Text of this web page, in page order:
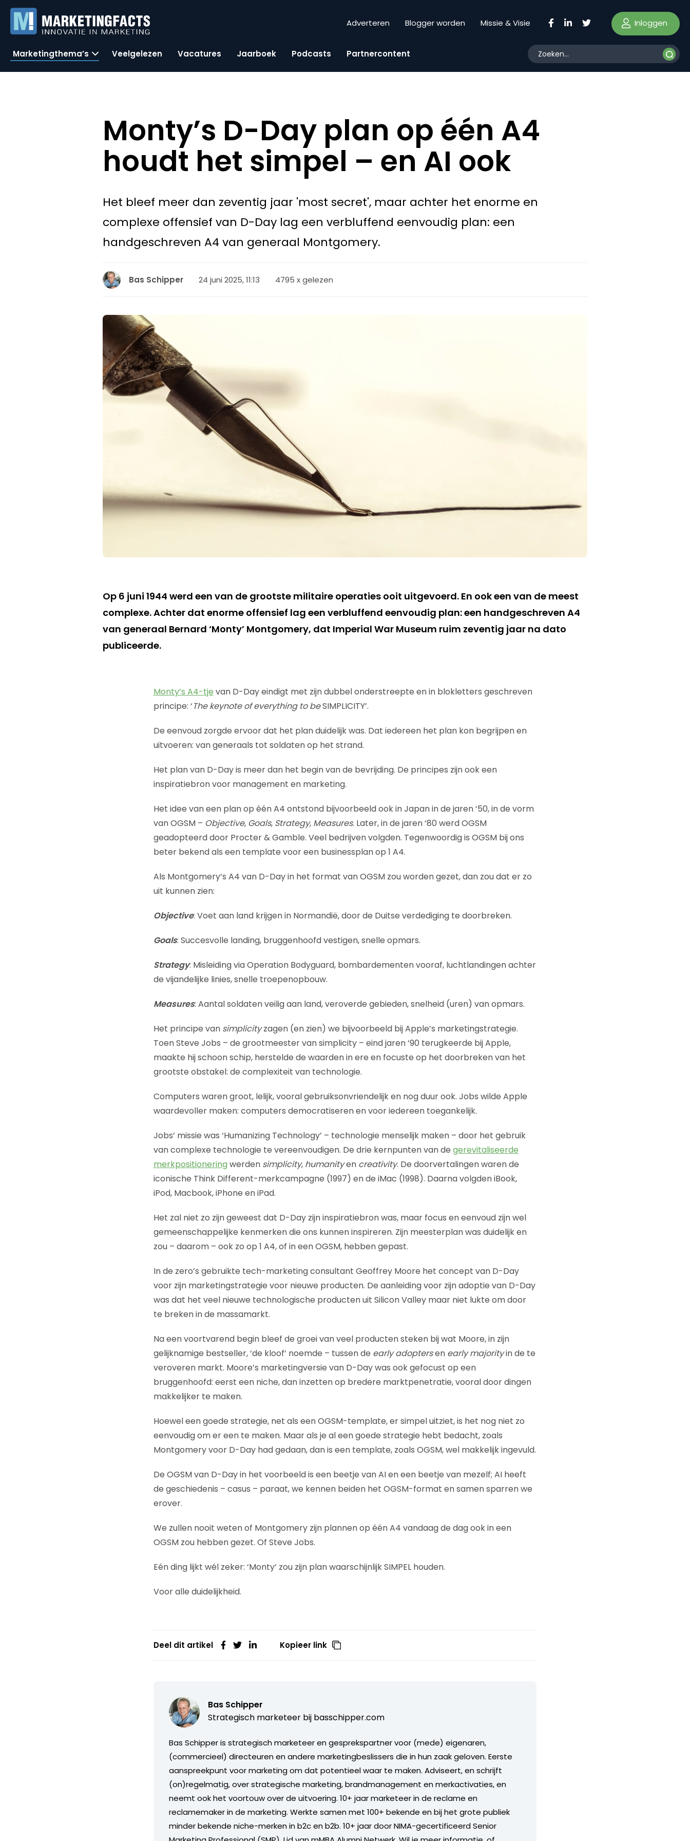
Adverteren Blogger worden Missie & Visie Inloggen
Marketingthema’s Veelgelezen Vacatures Jaarboek Podcasts Partnercontent
Monty’s D-Day plan op één A4
houdt het simpel – en AI ook
Het bleef meer dan zeventig jaar 'most secret', maar achter het enorme en
complexe offensief van D-Day lag een verbluffend eenvoudig plan: een
handgeschreven A4 van generaal Montgomery.
Bas Schipper 24 juni 2025, 11:13 4795 x gelezen
Op 6 juni 1944 werd een van de grootste militaire operaties ooit uitgevoerd. En ook een van de meest
complexe. Achter dat enorme offensief lag een verbluffend eenvoudig plan: een handgeschreven A4
van generaal Bernard ‘Monty’ Montgomery, dat Imperial War Museum ruim zeventig jaar na dato
publiceerde.
Monty’s A4-tje van D-Day eindigt met zijn dubbel onderstreepte en in blokletters geschreven
principe: ‘The keynote of everything to beSIMPLICITY’.
De eenvoud zorgde ervoor dat het plan duidelijk was. Dat iedereen het plan kon begrijpen en
uitvoeren: van generaals tot soldaten op het strand.
Het plan van D-Day is meer dan het begin van de bevrijding. De principes zijn ook een
inspiratiebron voor management en marketing.
Het idee van een plan op één A4 ontstond bijvoorbeeld ook in Japan in de jaren ‘50, in de vorm
van OGSM – Objective, Goals, Strategy, Measures. Later, in de jaren ‘80 werd OGSM
geadopteerd door Procter & Gamble. Veel bedrijven volgden. Tegenwoordig is OGSM bij ons
beter bekend als een template voor een businessplan op 1 A4.
Als Montgomery’s A4 van D-Day in het format van OGSM zou worden gezet, dan zou dat er zo
uit kunnen zien:
Objective: Voet aan land krijgen in Normandië, door de Duitse verdediging te doorbreken.
Goals: Succesvolle landing, bruggenhoofd vestigen, snelle opmars.
Strategy: Misleiding via Operation Bodyguard, bombardementen vooraf, luchtlandingen achter
de vijandelijke linies, snelle troepenopbouw.
Measures: Aantal soldaten veilig aan land, veroverde gebieden, snelheid (uren) van opmars.
Het principe van simplicityzagen (en zien) we bijvoorbeeld bij Apple’s marketingstrategie.
Toen Steve Jobs – de grootmeester van simplicity – eind jaren ‘90 terugkeerde bij Apple,
maakte hij schoon schip, herstelde de waarden in ere en focuste op het doorbreken van het
grootste obstakel: de complexiteit van technologie.
Computers waren groot, lelijk, vooral gebruiksonvriendelijk en nog duur ook. Jobs wilde Apple
waardevoller maken: computers democratiseren en voor iedereen toegankelijk.
Jobs’ missie was ‘Humanizing Technology’ – technologie menselijk maken – door het gebruik
van complexe technologie te vereenvoudigen. De drie kernpunten van de gerevitaliseerde
merkpositionering werden simplicity, humanityen creativity. De doorvertalingen waren de
iconische Think Different-merkcampagne (1997) en de iMac (1998). Daarna volgden iBook,
iPod, Macbook, iPhone en iPad.
Het zal niet zo zijn geweest dat D-Day zijn inspiratiebron was, maar focus en eenvoud zijn wel
gemeenschappelijke kenmerken die ons kunnen inspireren. Zijn meesterplan was duidelijk en
zou – daarom – ook zo op 1 A4, of in een OGSM, hebben gepast.
In de zero’s gebruikte tech-marketing consultant Geoffrey Moore het concept van D-Day
voor zijn marketingstrategie voor nieuwe producten. De aanleiding voor zijn adoptie van D-Day
was dat het veel nieuwe technologische producten uit Silicon Valley maar niet lukte om door
te breken in de massamarkt.
Na een voortvarend begin bleef de groei van veel producten steken bij wat Moore, in zijn
gelijknamige bestseller, ‘de kloof’ noemde – tussen de early adoptersen early majorityin de te
veroveren markt. Moore’s marketingversie van D-Day was ook gefocust op een
bruggenhoofd: eerst een niche, dan inzetten op bredere marktpenetratie, vooral door dingen
makkelijker te maken.
Hoewel een goede strategie, net als een OGSM-template, er simpel uitziet, is het nog niet zo
eenvoudig om er een te maken. Maar als je al een goede strategie hebt bedacht, zoals
Montgomery voor D-Day had gedaan, dan is een template, zoals OGSM, wel makkelijk ingevuld.
De OGSM van D-Day in het voorbeeld is een beetje van AI en een beetje van mezelf; AI heeft
de geschiedenis – casus – paraat, we kennen beiden het OGSM-format en samen sparren we
erover.
We zullen nooit weten of Montgomery zijn plannen op één A4 vandaag de dag ook in een
OGSM zou hebben gezet. Of Steve Jobs.
Eén ding lijkt wél zeker: ‘Monty’ zou zijn plan waarschijnlijk SIMPEL houden.
Voor alle duidelijkheid.
Deel dit artikel Kopieer link
Bas Schipper
Strategisch marketeer bij basschipper.com
Bas Schipper is strategisch marketeer en gesprekspartner voor (mede) eigenaren,
(commercieel) directeuren en andere marketingbeslissers die in hun zaak geloven. Eerste
aanspreekpunt voor marketing om dat potentieel waar te maken. Adviseert, en schrijft
(on)regelmatig, over strategische marketing, brandmanagement en merkactivaties, en
neemt ook het voortouw over de uitvoering. 10+ jaar marketeer in de reclame en
reclamemaker in de marketing. Werkte samen met 100+ bekende en bij het grote publiek
minder bekende niche-merken in b2c en b2b. 10+ jaar door NIMA-gecertificeerd Senior